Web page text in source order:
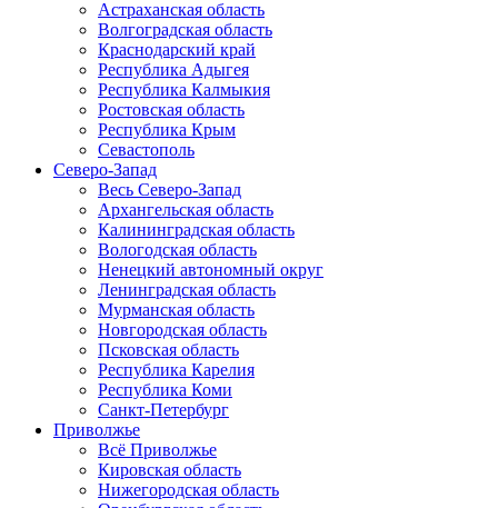
Астраханская область
Волгоградская область
Краснодарский край
Республика Адыгея
Республика Калмыкия
Ростовская область
Республика Крым
Севастополь
Северо-Запад
Весь Северо-Запад
Архангельская область
Калининградская область
Вологодская область
Ненецкий автономный округ
Ленинградская область
Мурманская область
Новгородская область
Псковская область
Республика Карелия
Республика Коми
Санкт-Петербург
Приволжье
Всё Приволжье
Кировская область
Нижегородская область